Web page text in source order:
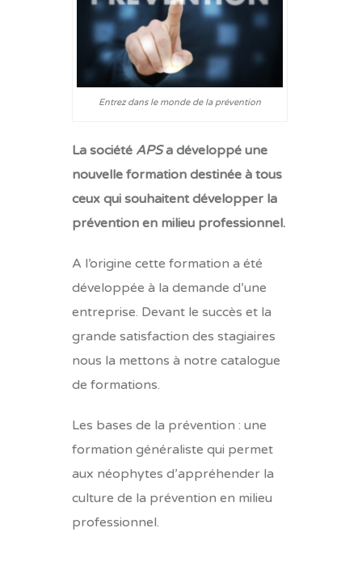
Entrez dans le monde de la prévention
La société APSa développé une
nouvelle formation destinée à tous
ceux qui souhaitent développer la
prévention en milieu professionnel.
A l’origine cette formation a été
développée à la demande d’une
entreprise. Devant le succès et la
grande satisfaction des stagiaires
nous la mettons à notre catalogue
de formations.
Les bases de la prévention : une
formation généraliste qui permet
aux néophytes d’appréhender la
culture de la prévention en milieu
professionnel.